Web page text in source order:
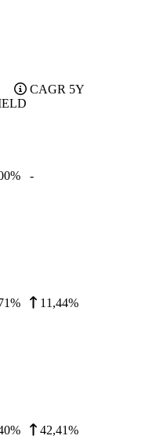
CAGR 5Y
% -
% 11,44%
% 42,41%